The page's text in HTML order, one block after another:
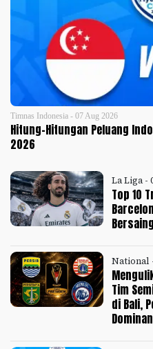
Timnas Indonesia - 07 Aug 2026
Hitung-Hitungan Peluang
2026
La Liga -
Top 10
Bersaing
National
Tim
di Bali,
Dominan